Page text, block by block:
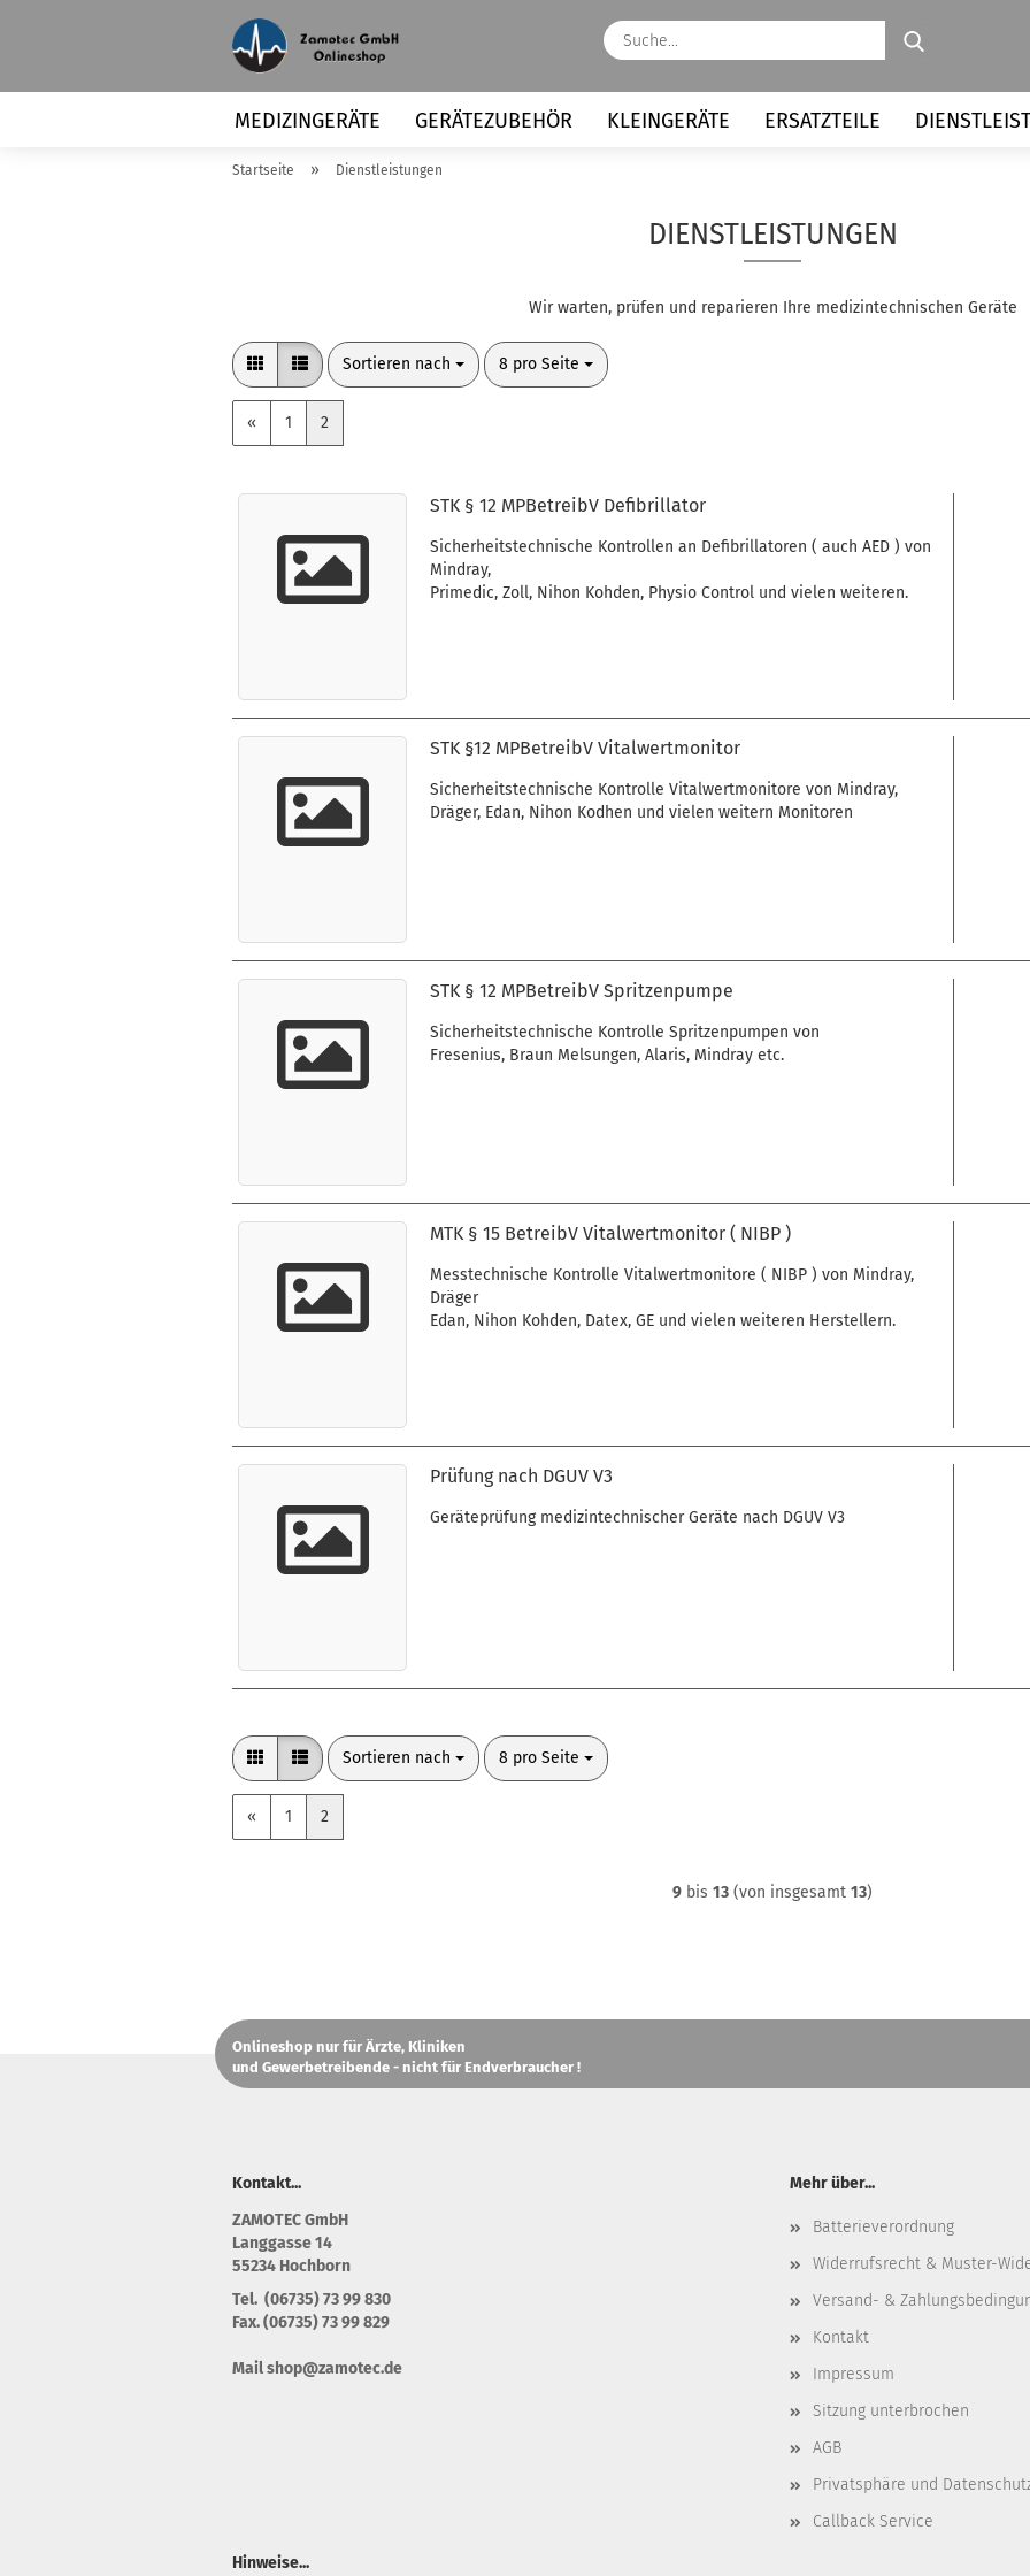
MEDIZINGERÄTE GERÄTEZUBEHÖR KLEINGERÄTE ERSATZTEILE
Startseite » Dienstleistungen
DIENSTLEISTUNGEN
Wir warten, prüfen und reparieren Ihre medizintechnischen Geräte
Sortieren nach
Sortieren nach 8 pro Seite
pro Seite
« 1 2
STK § 12 MPBetreibV Defibrillator
Sicherheitstechnische Kontrollen an Defibrillatoren ( auch AED ) von
Mindray,
Primedic, Zoll, Nihon Kohden, Physio Control und vielen weiteren.
STK §12 MPBetreibV Vitalwertmonitor
Sicherheitstechnische Kontrolle Vitalwertmonitore von Mindray,
Dräger, Edan, Nihon Kodhen und vielen weitern Monitoren
STK § 12 MPBetreibV Spritzenpumpe
Sicherheitstechnische Kontrolle Spritzenpumpen von
Fresenius, Braun Melsungen, Alaris, Mindray etc.
MTK § 15 BetreibV Vitalwertmonitor ( NIBP )
Messtechnische Kontrolle Vitalwertmonitore ( NIBP ) von Mindray,
Dräger
Edan, Nihon Kohden, Datex, GE und vielen weiteren Herstellern.
Prüfung nach DGUV V3
Geräteprüfung medizintechnischer Geräte nach DGUV V3
Sortieren nach
Sortieren nach 8 pro Seite
pro Seite
« 1 2
9 bis 13 (von insgesamt 13)
Onlineshop nur für Ärzte, Kliniken
und Gewerbetreibende - nicht für Endverbraucher !
Kontakt...
ZAMOTEC GmbH
Langgasse 14
55234 Hochborn
Tel. (06735) 73 99 830
Fax. (06735) 73 99 829
Mail shop@zamotec.de
Mehr über...
Batterieverordnung
Widerrufsrecht & Muster-
Versand- &
Kontakt
Impressum
Sitzung unterbrochen
AGB
Privatsphäre und
Callback Service
Hinweise...